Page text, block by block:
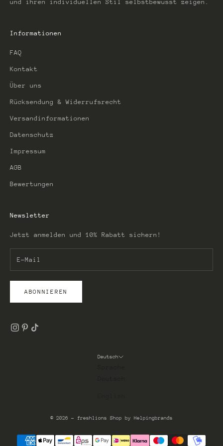
und ihren individuellen Stil selbstbewusst zeigen.
Informationen
FAQ
Kontakt
Über uns
Rücksendung & Widerrufsrecht
Versandinformationen
Datenschutz
Impressum
AGB
Bewertungen
Newsletter
Jetzt anmelden und 10% Rabatt sichern!
ABONNIEREN
Deutsch
© 2026 - freshlions Shop by Helpingbrands